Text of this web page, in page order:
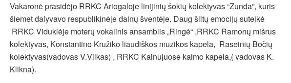
Vakaronė prasidėjo RRKC Ariogaloje linijinių šokių kolektyvas “Zunda”, kuris
šiemet dalyvavo respublikinėje dainų šventėje. Daug šiltų emocijų suteikė
RRKC Viduklėje moterų vokalinis ansamblis „Ringė“ ,RRKC Ramonų mišrus
kolektyvas, Konstantino Kružiko liaudiškos muzikos kapela, Raseinių Bočių
kolektyvas(vadovas V.Vilkas) , RRKC Kalnujuose kaimo kapela,( vadovas K.
Klikna).